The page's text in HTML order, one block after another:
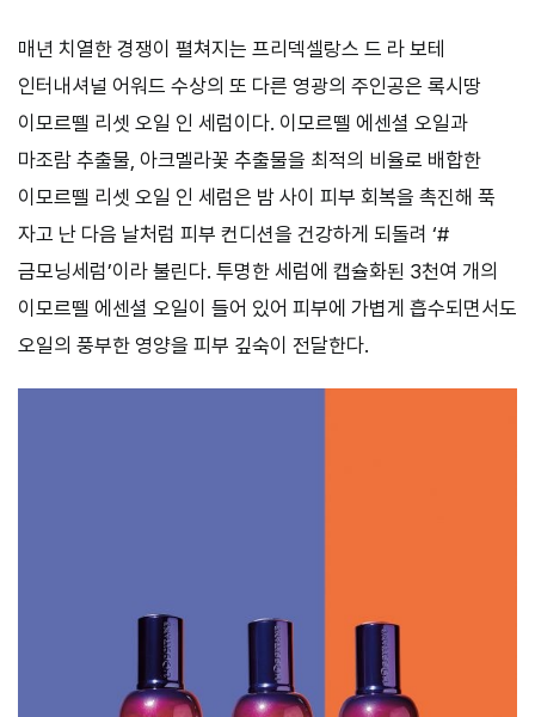
매년 치열한 경쟁이 펼쳐지는 프리덱셀랑스 드 라 보테
인터내셔널 어워드 수상의 또 다른 영광의 주인공은 록시땅
이모르뗄 리셋 오일 인 세럼이다. 이모르뗄 에센셜 오일과
마조람 추출물, 아크멜라꽃 추출물을 최적의 비율로 배합한
이모르뗄 리셋 오일 인 세럼은 밤 사이 피부 회복을 촉진해 푹
자고 난 다음 날처럼 피부 컨디션을 건강하게 되돌려 ‘#
금모닝세럼’이라 불린다. 투명한 세럼에 캡슐화된 3천여 개의
이모르뗄 에센셜 오일이 들어 있어 피부에 가볍게 흡수되면서도
오일의 풍부한 영양을 피부 깊숙이 전달한다.